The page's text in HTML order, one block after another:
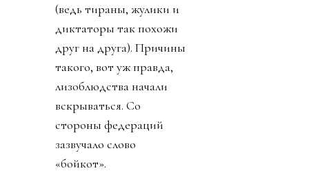
(ведь тираны, жулики и
диктаторы так похожи
друг на друга). Причины
такого, вот уж правда,
лизоблюдства начали
вскрываться. Со
стороны федераций
зазвучало слово
«бойкот».